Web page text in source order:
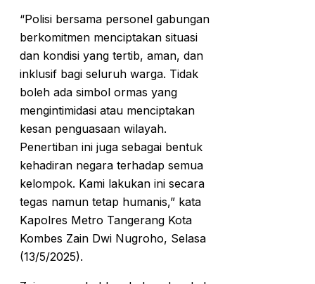
“Polisi bersama personel gabungan
berkomitmen menciptakan situasi
dan kondisi yang tertib, aman, dan
inklusif bagi seluruh warga. Tidak
boleh ada simbol ormas yang
mengintimidasi atau menciptakan
kesan penguasaan wilayah.
Penertiban ini juga sebagai bentuk
kehadiran negara terhadap semua
kelompok. Kami lakukan ini secara
tegas namun tetap humanis,” kata
Kapolres Metro Tangerang Kota
Kombes Zain Dwi Nugroho, Selasa
(13/5/2025).